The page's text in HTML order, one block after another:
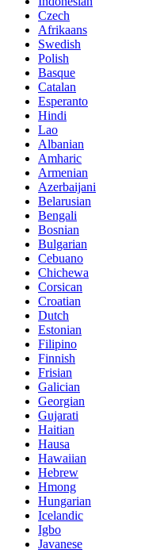
Czech
Afrikaans
Swedish
Polish
Basque
Catalan
Esperanto
Hindi
Lao
Albanian
Amharic
Armenian
Azerbaijani
Belarusian
Bengali
Bosnian
Bulgarian
Cebuano
Chichewa
Corsican
Croatian
Dutch
Estonian
Filipino
Finnish
Frisian
Galician
Georgian
Gujarati
Haitian
Hausa
Hawaiian
Hebrew
Hmong
Hungarian
Icelandic
Igbo
Javanese